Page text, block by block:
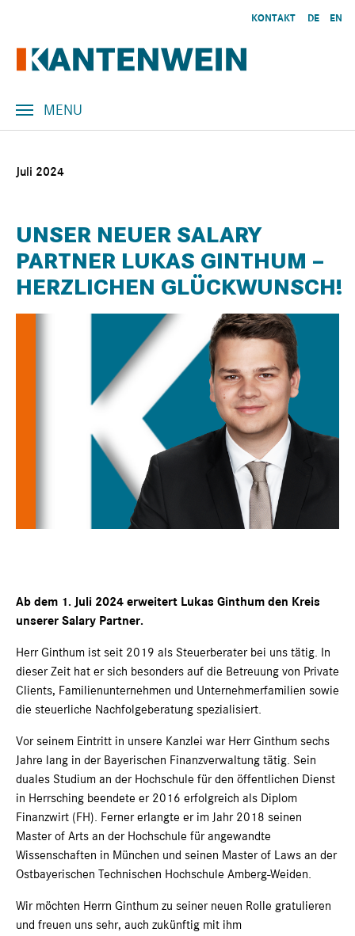
KONTAKT DE EN
MENU
Juli 2024
UNSER NEUER SALARY
PARTNER LUKAS GINTHUM –
HERZLICHEN GLÜCKWUNSCH!
Ab dem 1. Juli 2024 erweitert Lukas Ginthum den Kreis
unserer Salary Partner.
Herr Ginthum ist seit 2019 als Steuerberater bei uns tätig. In
dieser Zeit hat er sich besonders auf die Betreuung von Private
Clients, Familienunternehmen und Unternehmerfamilien sowie
die steuerliche Nachfolgeberatung spezialisiert.
Vor seinem Eintritt in unsere Kanzlei war Herr Ginthum sechs
Jahre lang in der Bayerischen Finanzverwaltung tätig. Sein
duales Studium an der Hochschule für den öffentlichen Dienst
in Herrsching beendete er 2016 erfolgreich als Diplom
Finanzwirt (FH). Ferner erlangte er im Jahr 2018 seinen
Master of Arts an der Hochschule für angewandte
Wissenschaften in München und seinen Master of Laws an der
Ostbayerischen Technischen Hochschule Amberg-Weiden.
Wir möchten Herrn Ginthum zu seiner neuen Rolle gratulieren
und freuen uns sehr, auch zukünftig mit ihm